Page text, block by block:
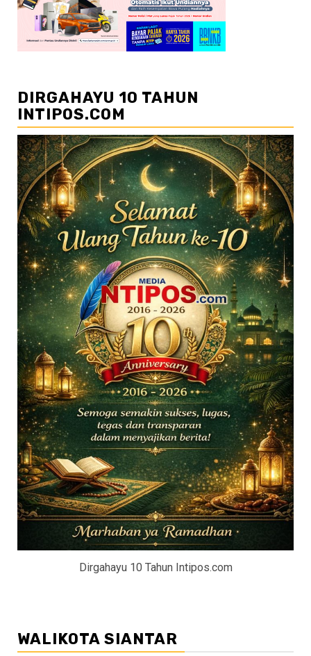
DIRGAHAYU 10 TAHUN
INTIPOS.COM
Dirgahayu 10 Tahun Intipos.com
WALIKOTA SIANTAR